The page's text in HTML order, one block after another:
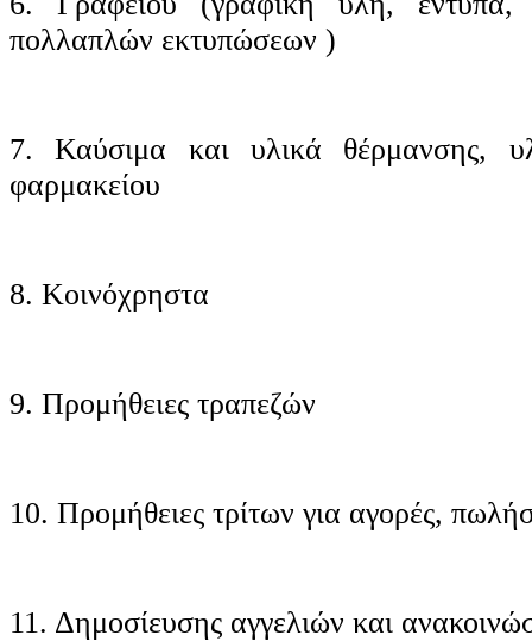
πολλαπλών εκτυπώσεων )
7. Καύσιμα και υλικά θέρμανσης,
φαρμακείου
8. Κοινόχρηστα
9. Προμήθειες τραπεζών
10. Προμήθειες τρίτων για αγορές,
11. Δημοσίευσης αγγελιών και